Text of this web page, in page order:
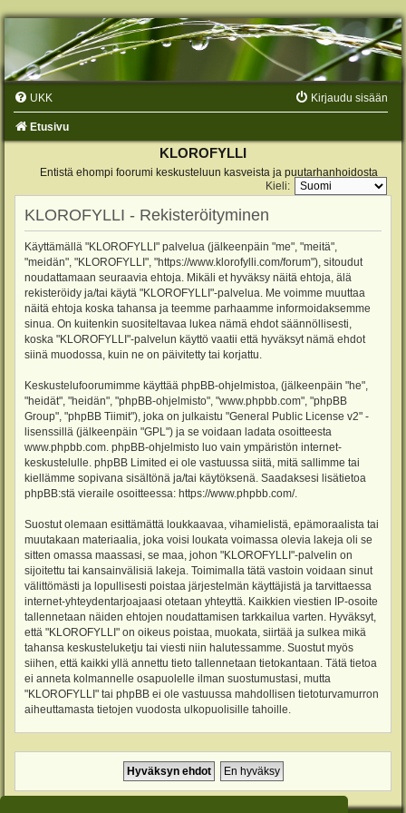
UKK Kirjaudu sisään
Etusivu
KLOROFYLLI
Entistä ehompi foorumi keskusteluun kasveista ja puutarhanhoidosta
Kieli:
KLOROFYLLI - Rekisteröityminen
Käyttämällä "KLOROFYLLI" palvelua (jälkeenpäin "me", "meitä",
"meidän", "KLOROFYLLI", "https://www.klorofylli.com/forum"), sitoudut
noudattamaan seuraavia ehtoja. Mikäli et hyväksy näitä ehtoja, älä
rekisteröidy ja/tai käytä "KLOROFYLLI"-palvelua. Me voimme muuttaa
näitä ehtoja koska tahansa ja teemme parhaamme informoidaksemme
sinua. On kuitenkin suositeltavaa lukea nämä ehdot säännöllisesti,
koska "KLOROFYLLI"-palvelun käyttö vaatii että hyväksyt nämä ehdot
siinä muodossa, kuin ne on päivitetty tai korjattu.
Keskustelufoorumimme käyttää phpBB-ohjelmistoa, (jälkeenpäin "he",
"heidät", "heidän", "phpBB-ohjelmisto", "www.phpbb.com", "phpBB
Group", "phpBB Tiimit"), joka on julkaistu "General Public License v2" -
lisenssillä (jälkeenpäin "GPL") ja se voidaan ladata osoitteesta
www.phpbb.com . phpBB-ohjelmisto luo vain ympäristön internet-
keskustelulle. phpBB Limited ei ole vastuussa siitä, mitä sallimme tai
kiellämme sopivana sisältönä ja/tai käytöksenä. Saadaksesi lisätietoa
phpBB:stä vieraile osoitteessa: https://www.phpbb.com/.
Suostut olemaan esittämättä loukkaavaa, vihamielistä, epämoraalista tai
muutakaan materiaalia, joka voisi loukata voimassa olevia lakeja oli se
sitten omassa maassasi, se maa, johon "KLOROFYLLI"-palvelin on
sijoitettu tai kansainvälisiä lakeja. Toimimalla tätä vastoin voidaan sinut
välittömästi ja lopullisesti poistaa järjestelmän käyttäjistä ja tarvittaessa
internet-yhteydentarjoajaasi otetaan yhteyttä. Kaikkien viestien IP-osoite
tallennetaan näiden ehtojen noudattamisen tarkkailua varten. Hyväksyt,
että "KLOROFYLLI" on oikeus poistaa, muokata, siirtää ja sulkea mikä
tahansa keskusteluketju tai viesti niin halutessamme. Suostut myös
siihen, että kaikki yllä annettu tieto tallennetaan tietokantaan. Tätä tietoa
ei anneta kolmannelle osapuolelle ilman suostumustasi, mutta
"KLOROFYLLI" tai phpBB ei ole vastuussa mahdollisen tietoturvamurron
aiheuttamasta tietojen vuodosta ulkopuolisille tahoille.